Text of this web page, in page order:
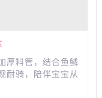
料管，结合鱼鳞
耐骑，陪伴宝宝从